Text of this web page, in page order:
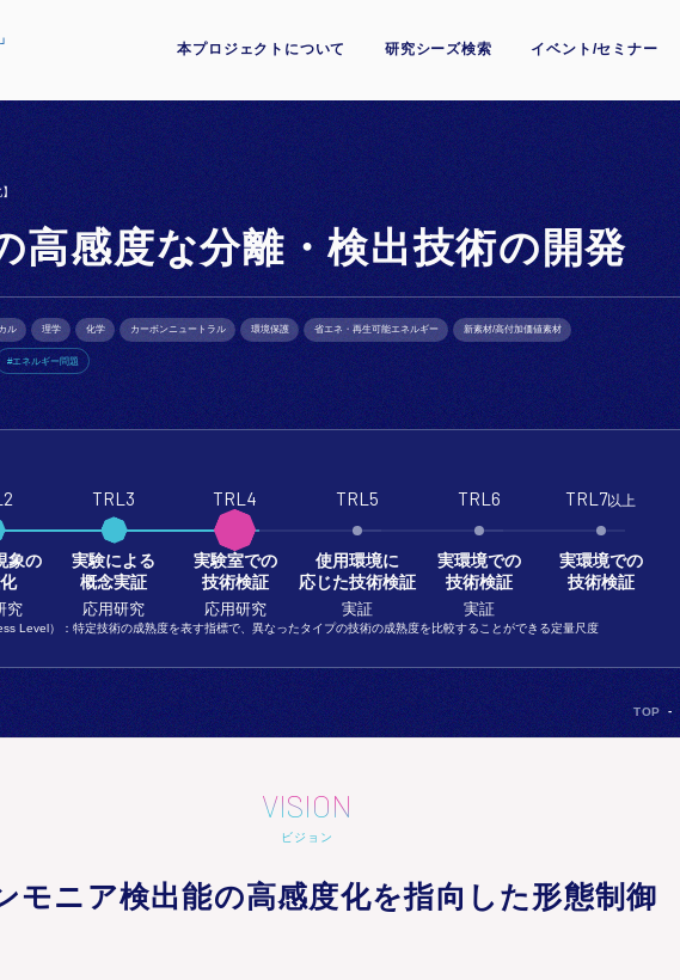
本プロジェクトについて 研究シーズ検索 イベント/セミナー
高感度な分離・検出技術の開発
ル 理学 化学 カーボンニュートラル 環境保護 省エネ・再生可能エネルギー 新素材/高付加価値素材
#エネルギー問題
象の
究
TRL3
実験による
概念実証
応用研究
TRL4
実験室での
技術検証
応用研究
TRL5
使用環境に
応じた技術検証
実証
TRL6
実環境での
技術検証
実証
TRL7以上
実環境での
技術検証
Level）：特定技術の成熟度を表す指標で、異なったタイプの技術の成熟度を比較することができる定量尺度
TOP
VISION
ビジョン
モニア検出能の高感度化を指向した形態制御